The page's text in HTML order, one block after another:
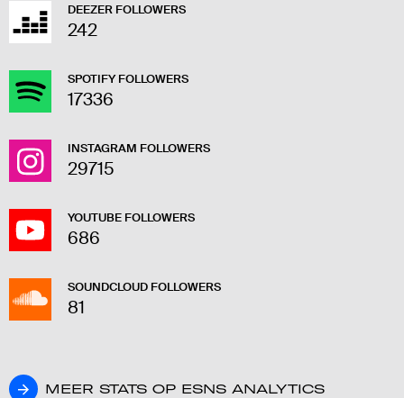
DEEZER FOLLOWERS
242
SPOTIFY FOLLOWERS
17336
INSTAGRAM FOLLOWERS
29715
YOUTUBE FOLLOWERS
686
SOUNDCLOUD FOLLOWERS
81
MEER STATS OP ESNS ANALYTICS
MEER STATS OP ESNS ANALYTICS